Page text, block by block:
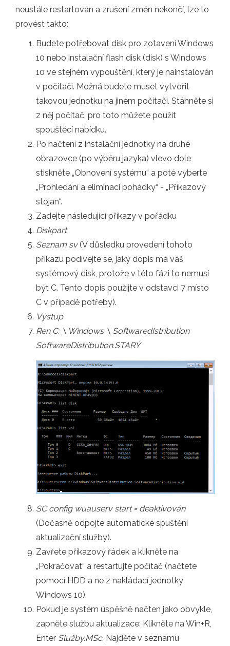
neustále restartován a zrušení změn nekončí, lze to
provést takto:
Budete potřebovat disk pro zotavení Windows
10 nebo instalační flash disk (disk) s Windows
10 ve stejném vypouštění, který je nainstalován
v počítači. Možná budete muset vytvořit
takovou jednotku na jiném počítači. Stáhněte si
z něj počítač, pro toto můžete použít
spouštěcí nabídku.
Po načtení z instalační jednotky na druhé
obrazovce (po výběru jazyka) vlevo dole
stiskněte „Obnovení systému“ a poté vyberte
„Prohledání a eliminaci pohádky“ - „Příkazový
stojan“.
Zadejte následující příkazy v pořádku
Diskpart
Seznam sv(V důsledku provedení tohoto
příkazu podívejte se, jaký dopis má váš
systémový disk, protože v této fázi to nemusí
být C. Tento dopis použijte v odstavci 7 místo
C v případě potřeby).
Výstup
Ren C: \ Windows \ SoftwaredIstribution
SoftwareDistribution.STARÝ
SC config wuauserv start = deaktivován
(Dočasně odpojte automatické spuštění
aktualizační služby).
Zavřete příkazový řádek a klikněte na
„Pokračovat“ a restartujte počítač (načtete
pomocí HDD a ne z nakládací jednotky
Windows 10).
Pokud je systém úspěšně načten jako obvykle,
zapněte službu aktualizace: Klikněte na Win+R,
Enter Služby.MSc, Najděte v seznamu